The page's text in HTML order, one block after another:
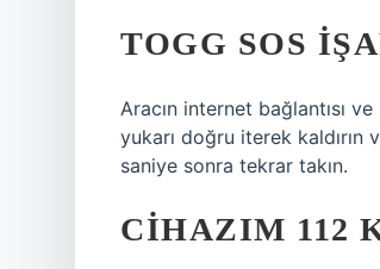
TOGG SOS
Aracın internet bağlantısı ve
yukarı doğru iterek
saniye sonra tekrar takın.
CIHAZIM 112